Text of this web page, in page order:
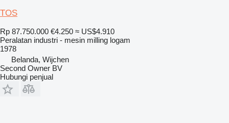
TOS
Rp 87.750.000 €4.250 ≈ US$4.910
Peralatan industri - mesin milling logam
1978
Belanda, Wijchen
Second Owner BV
Hubungi penjual